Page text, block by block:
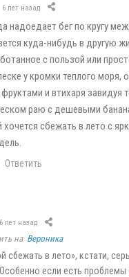
6 лет назад
надоедает бег по кругу
куда-нибудь в другую
с пользой или
у кромки теплого моря,
и втихаря завидуя
раю с дешевыми
сбежать в лето с
Ответить
6 лет назад
на Вероника
сбежать в лето», кстати,
если есть